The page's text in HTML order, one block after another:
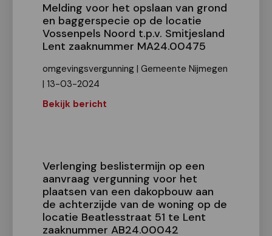
Melding voor het opslaan van grond
en baggerspecie op de locatie
Vossenpels Noord t.p.v. Smitjesland
Lent zaaknummer MA24.00475
omgevingsvergunning | Gemeente Nijmegen
| 13-03-2024
Bekijk bericht
Verlenging beslistermijn op een
aanvraag vergunning voor het
plaatsen van een dakopbouw aan
de achterzijde van de woning op de
locatie Beatlesstraat 51 te Lent
zaaknummer AB24.00042